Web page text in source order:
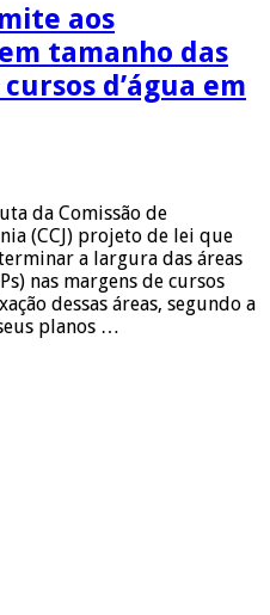
aos
tamanho das
d’água em
da Comissão de
(CCJ) projeto de lei que
a largura das áreas
nas margens de cursos
dessas áreas, segundo a
planos …